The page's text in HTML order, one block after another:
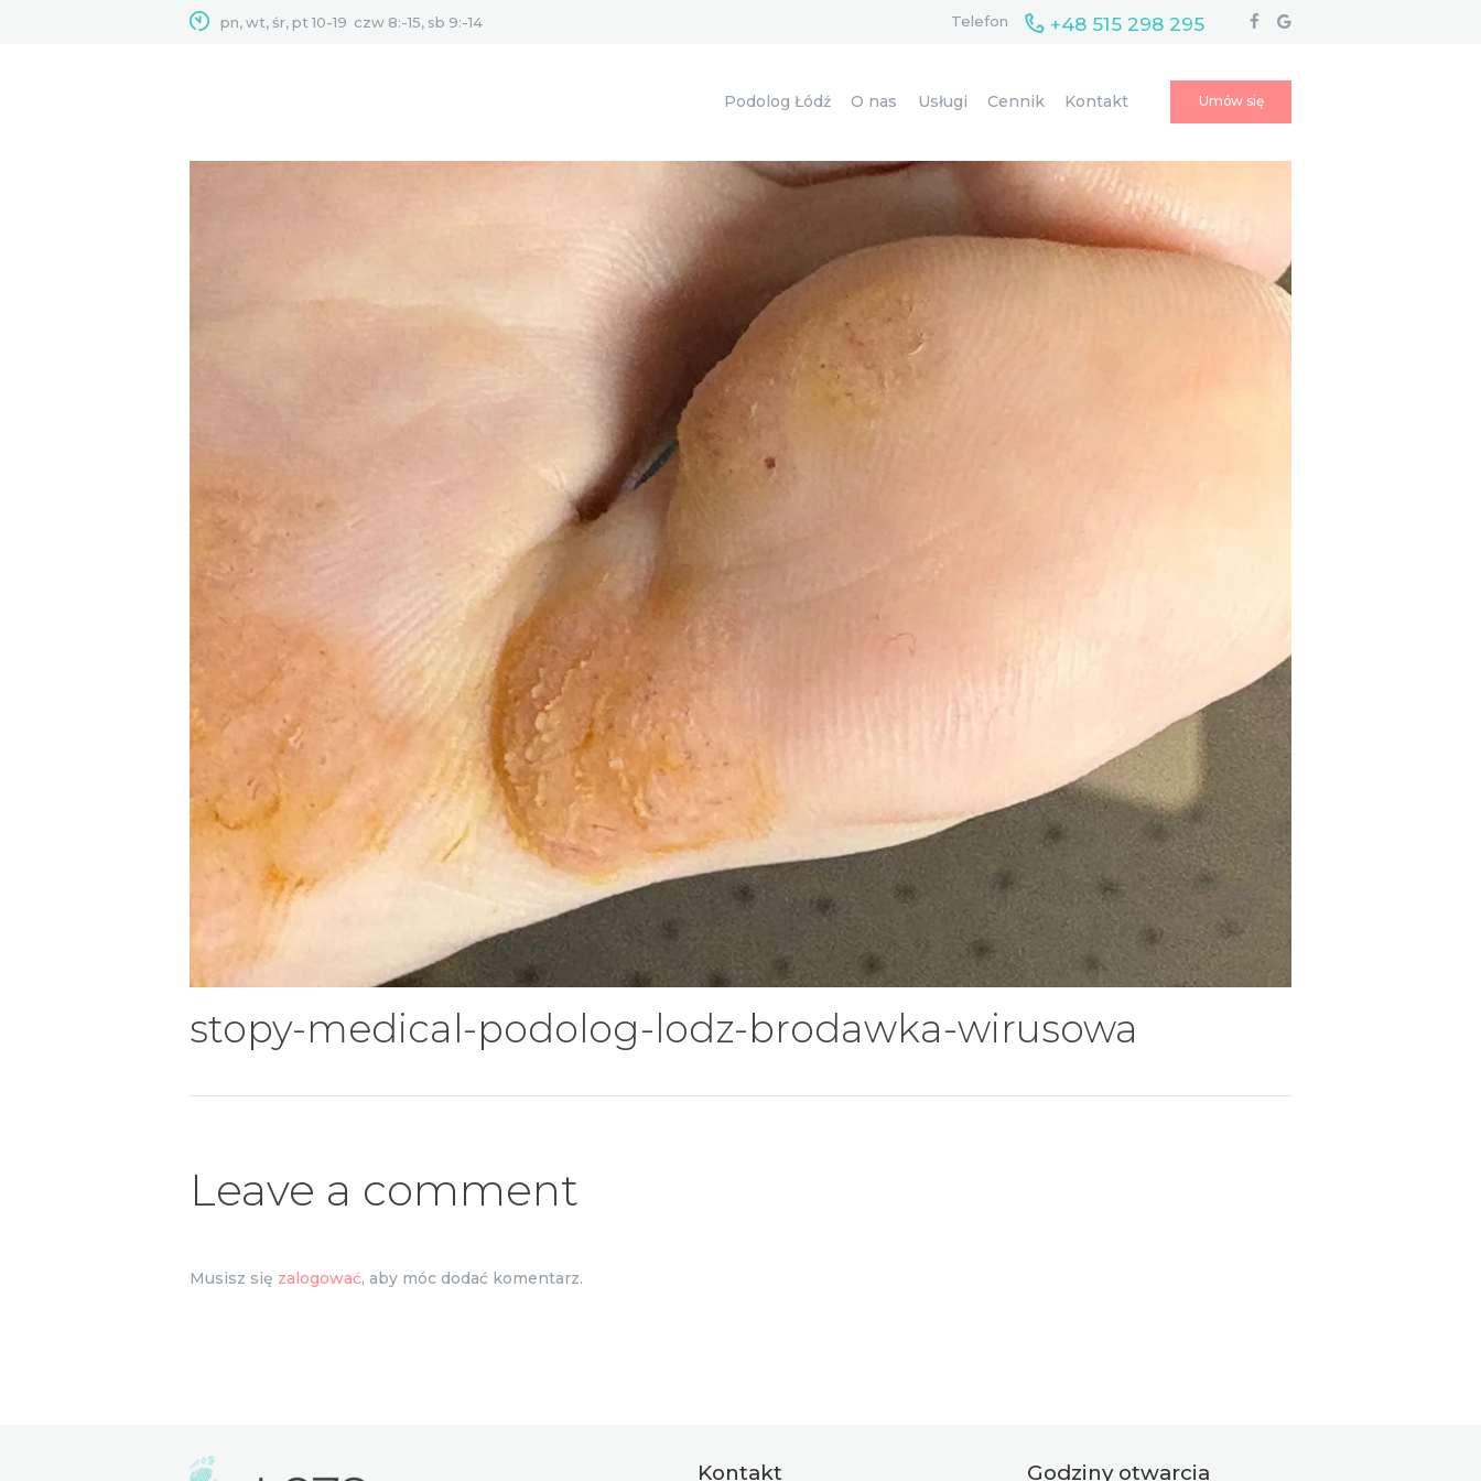
pn, wt, śr, pt 10-19 czw 8:-15, sb 9:-14 Telefon +48 515 298 295
Podolog Łódź O nas Usługi Cennik Kontakt Umów się
CENNIK
KONTAKT
stopy-medical-podolog-lodz-brodawka-wirusowa
Leave a comment
Musisz się zalogować, aby móc dodać komentarz.
Kontakt Godziny otwarcia